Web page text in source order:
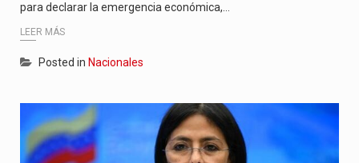
para declarar la emergencia económica,…
LEER MÁS
Posted in Nacionales